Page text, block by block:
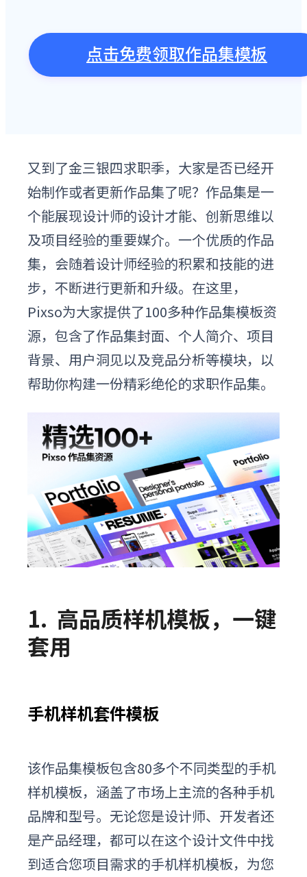
点击免费领取作品集模板
又到了金三银四求职季，大家是否已经开
始制作或者更新作品集了呢？作品集是一
个能展现设计师的设计才能、创新思维以
及项目经验的重要媒介。一个优质的作品
集，会随着设计师经验的积累和技能的进
步，不断进行更新和升级。在这里，
Pixso为大家提供了100多种作品集模板资
源，包含了作品集封面、个人简介、项目
背景、用户洞见以及竞品分析等模块，以
帮助你构建一份精彩绝伦的求职作品集。
1. 高品质样机模板，一键
套用
手机样机套件模板
该作品集模板包含80多个不同类型的手机
样机模板，涵盖了市场上主流的各种手机
品牌和型号。无论您是设计师、开发者还
是产品经理，都可以在这个设计文件中找
到适合您项目需求的手机样机模板，为您